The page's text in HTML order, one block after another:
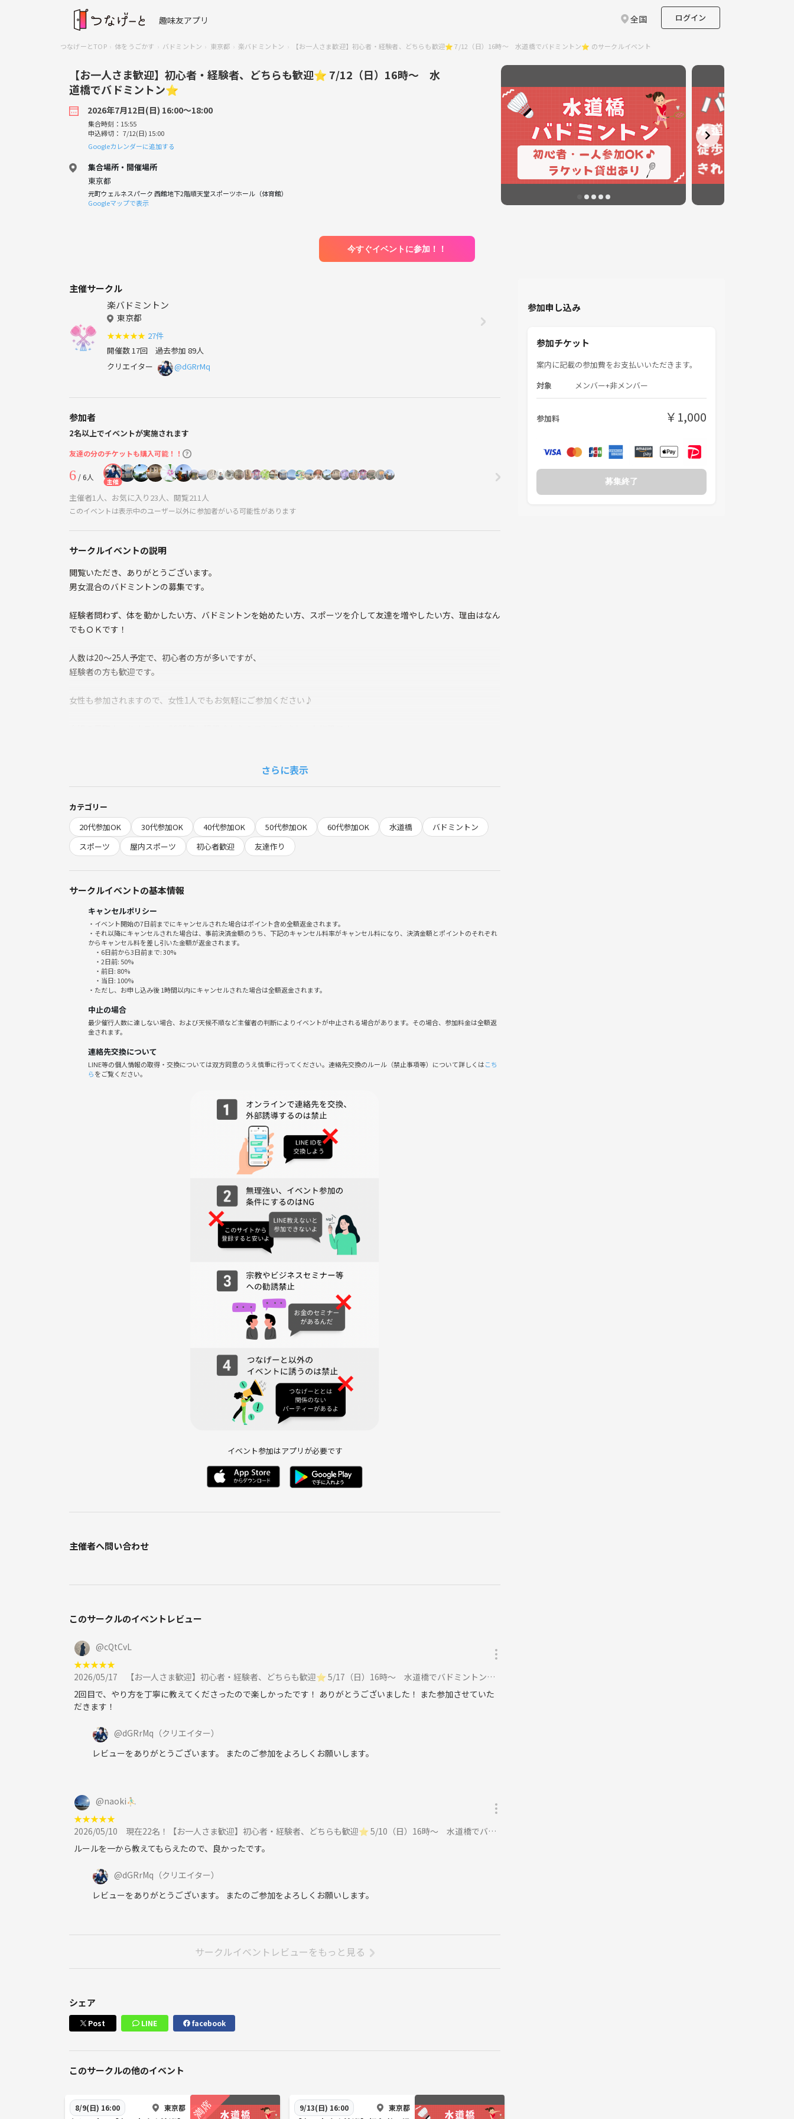
趣味友アプリ 全国 ログイン
つなげーとTOP 体をうごかす バドミントン 東京都 楽バドミントン 【お一人さま歓迎】初心者・経験者、どちらも歓迎⭐︎ 7/12（日）16時〜 水道橋でバドミントン⭐︎ のサークルイベント
【お一人さま歓迎】初心者・経験者、どちらも歓迎⭐︎ 7/12（日）16時〜 水
道橋でバドミントン⭐︎
2026年7月12日(日) 16:00〜18:00
集合時刻：15:55
申込締切： 7/12(日) 15:00
Googleカレンダーに追加する
集合場所・開催場所
東京都
元町ウェルネスパーク 西館地下2階順天堂スポーツホール（体育館）
Googleマップで表示
今すぐイベントに参加！！
主催サークル
楽バドミントン
東京都
★★★★★ 27件
開催数 17回 過去参加 89人
クリエイター
@dGRrMq
参加者
2名以上でイベントが実施されます
友達の分のチケットも購入可能！！
6/ 6人 主催
主催者1人、お気に入り23人、閲覧211人
このイベントは表示中のユーザー以外に参加者がいる可能性があります
サークルイベントの説明
閲覧いただき、ありがとうございます。
男女混合のバドミントンの募集です。
経験者問わず、体を動かしたい方、バドミントンを始めたい方、スポーツを介して友達を増やしたい方、理由はなん
でもＯＫです！
人数は20〜25人予定で、初心者の方が多いですが、
経験者の方も歓迎です。
女性も参加されますので、女性1人でもお気軽にご参加ください♪
ラケットの貸し出しもありますので、ラケット無しでご参加可能です。
スポーツ後に近くの居酒屋へ飲みに行きますので、そちらもご予定よろしければぜひ！
＊直前のご連絡ですと、居酒屋の混み具合で、参加不可な恐れがあります。
★★★★★★★★★★★★
7/ 12（日) 16:00〜18:00
スポーツ後に飲み会あり！
《参加費》
1500円（現地決済）
1000円（つなげーと決済）
《場所》
元町ウェルネスパーク
東京都文京区本郷1丁目1-19
都営地下鉄(三田線) 水道橋駅 A1 徒歩4分
・スニーカー、ランニングシューズ不可
・MLM（事業家集団環境含）の勧誘行為等は禁止します。
参加（決済）後に、上記をご記載の上、個別にメッセージをお送りください。
さらに表示
カテゴリー
20代参加OK
30代参加OK 40代参加OK 50代参加OK 60代参加OK 水道橋
バドミントン
スポーツ
屋内スポーツ 初心者歓迎 友達作り
サークルイベントの基本情報
キャンセルポリシー
・イベント開始の7日前までにキャンセルされた場合はポイント含め全額返金されます。
・それ以降にキャンセルされた場合は、事前決済金額のうち、下記のキャンセル料率がキャンセル料になり、決済金額とポイントのそれぞれ
からキャンセル料を差し引いた金額が返金されます。
・6日前から3日前まで: 30%
・2日前: 50%
・前日: 80%
・当日: 100%
・ただし、お申し込み後 1時間以内にキャンセルされた場合は全額返金されます。
中止の場合
最少催行人数に達しない場合、および天候不順など主催者の判断によりイベントが中止される場合があります。その場合、参加料金は全額返
金されます。
連絡先交換について
LINE等の個人情報の取得・交換については双方同意のうえ慎重に行ってください。連絡先交換のルール（禁止事項等）について詳しくはこち
らをご覧ください。
イベント参加はアプリが必要です
主催者へ問い合わせ
このサークルのイベントレビュー
@cQtCvL
★★★★★
2026/05/17
【お一人さま歓迎】初心者・経験者、どちらも歓迎⭐︎ 5/17（日）16時〜 水道橋でバドミントン⭐︎ に参加
2回目で、やり方を丁寧に教えてくださったので楽しかったです！ ありがとうございました！ また参加させていた
だきます！
@dGRrMq （クリエイター）
レビューをありがとうございます。 またのご参加をよろしくお願いします。
@naoki⛹️‍♂️
★★★★★
2026/05/10
現在22名！【お一人さま歓迎】初心者・経験者、どちらも歓迎⭐︎ 5/10（日）16時〜 水道橋でバドミントン⭐︎ に参加
ルールを一から教えてもらえたので、良かったです。
@dGRrMq （クリエイター）
レビューをありがとうございます。 またのご参加をよろしくお願いします。
サークルイベントレビューをもっと見る
シェア
Post LINE facebook
このサークルの他のイベント
8/9(日) 16:00 東京都 9/13(日) 16:00 東京都
参加申し込み
参加チケット
案内に記載の参加費をお支払いいただきます。
対象 メンバー+非メンバー
参加料 ￥1,000
募集終了